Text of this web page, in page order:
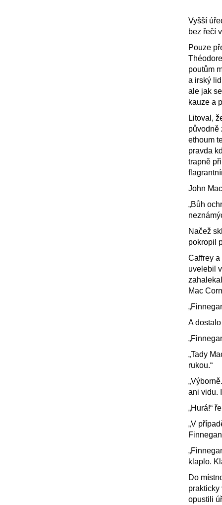
Vyšší
bez řečí
Pouze
poutům
a irský
ale jak
kauze a
Litoval,
původně
ethoum
pravda
trapně
John
„Bůh
Načež
pokropil
Caffrey
uvelebil
Mac
A
„Tady
rukou.“
ani vidu.
„Hurá!“
„V
klaplo.
Do
opustili